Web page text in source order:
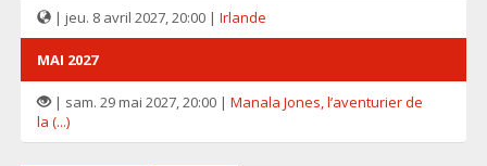
| jeu. 8 avril 2027, 20:00 | Irlande
MAI 2027
| sam. 29 mai 2027, 20:00 | Manala Jones, l’aventurier de
la (...)